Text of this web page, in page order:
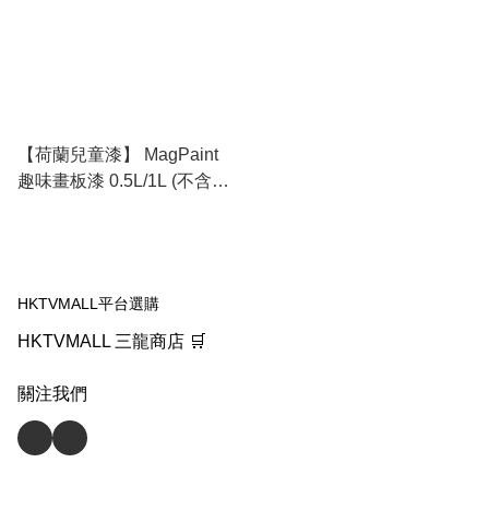
【荷蘭兒童漆】 MagPaint
趣味畫板漆 0.5L/1L (不含甲
HKTVMALL平台選購
HKTVMALL 三龍商店 🛒
關注我們